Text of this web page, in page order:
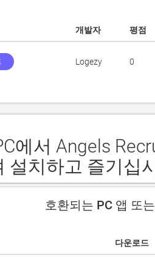
개발자 평점
Logezy 0
에서 Angels
설치하고 즐기십
호환되는 PC 앱 또
다운로드